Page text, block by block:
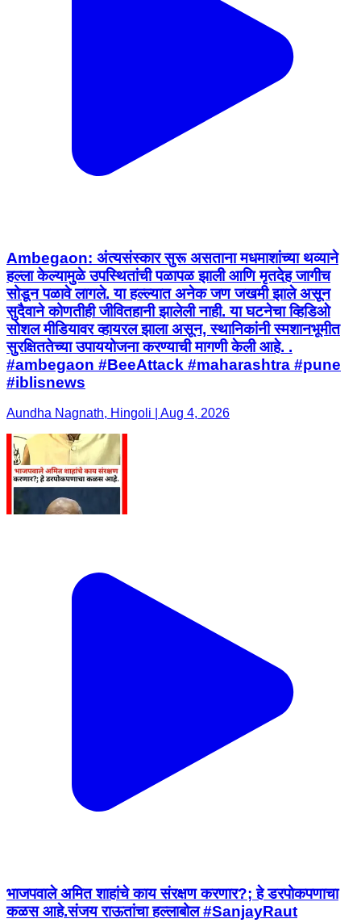
Ambegaon: अंत्यसंस्कार सुरू असताना मधमाशांच्या थव्याने
हल्ला केल्यामुळे उपस्थितांची पळापळ झाली आणि मृतदेह जागीच
सोडून पळावे लागले. या हल्ल्यात अनेक जण जखमी झाले असून
सुदैवाने कोणतीही जीवितहानी झालेली नाही. या घटनेचा व्हिडिओ
सोशल मीडियावर व्हायरल झाला असून, स्थानिकांनी स्मशानभूमीत
सुरक्षिततेच्या उपाययोजना करण्याची मागणी केली आहे. .
#ambegaon #BeeAttack #maharashtra #pune
#iblisnews
Aundha Nagnath, Hingoli | Aug 4, 2026
भाजपवाले अमित शाहांचे काय संरक्षण करणार?; हे डरपोकपणाचा
कळस आहे.संजय राऊतांचा हल्लाबोल #SanjayRaut